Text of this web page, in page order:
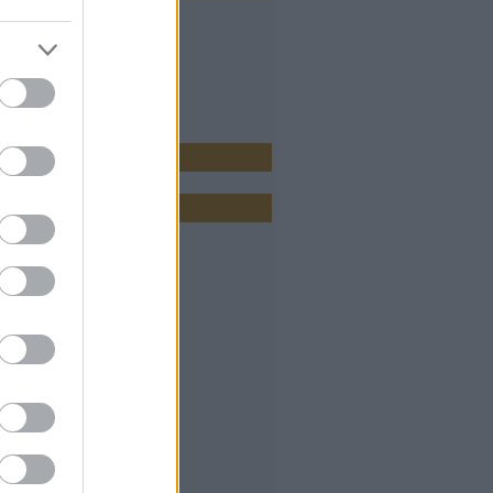
,
hirdetés
május (1
április (
március
(
december
augusztus